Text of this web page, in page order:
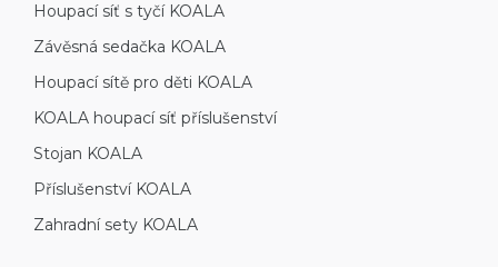
Houpací síť s tyčí KOALA
Závěsná sedačka KOALA
Houpací sítě pro děti KOALA
KOALA houpací síť příslušenství
Stojan KOALA
Příslušenství KOALA
Zahradní sety KOALA